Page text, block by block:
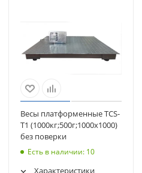
Весы платформенные TCS-
T1 (1000кг;500г;1000х1000)
без поверки
Есть в наличии: 10